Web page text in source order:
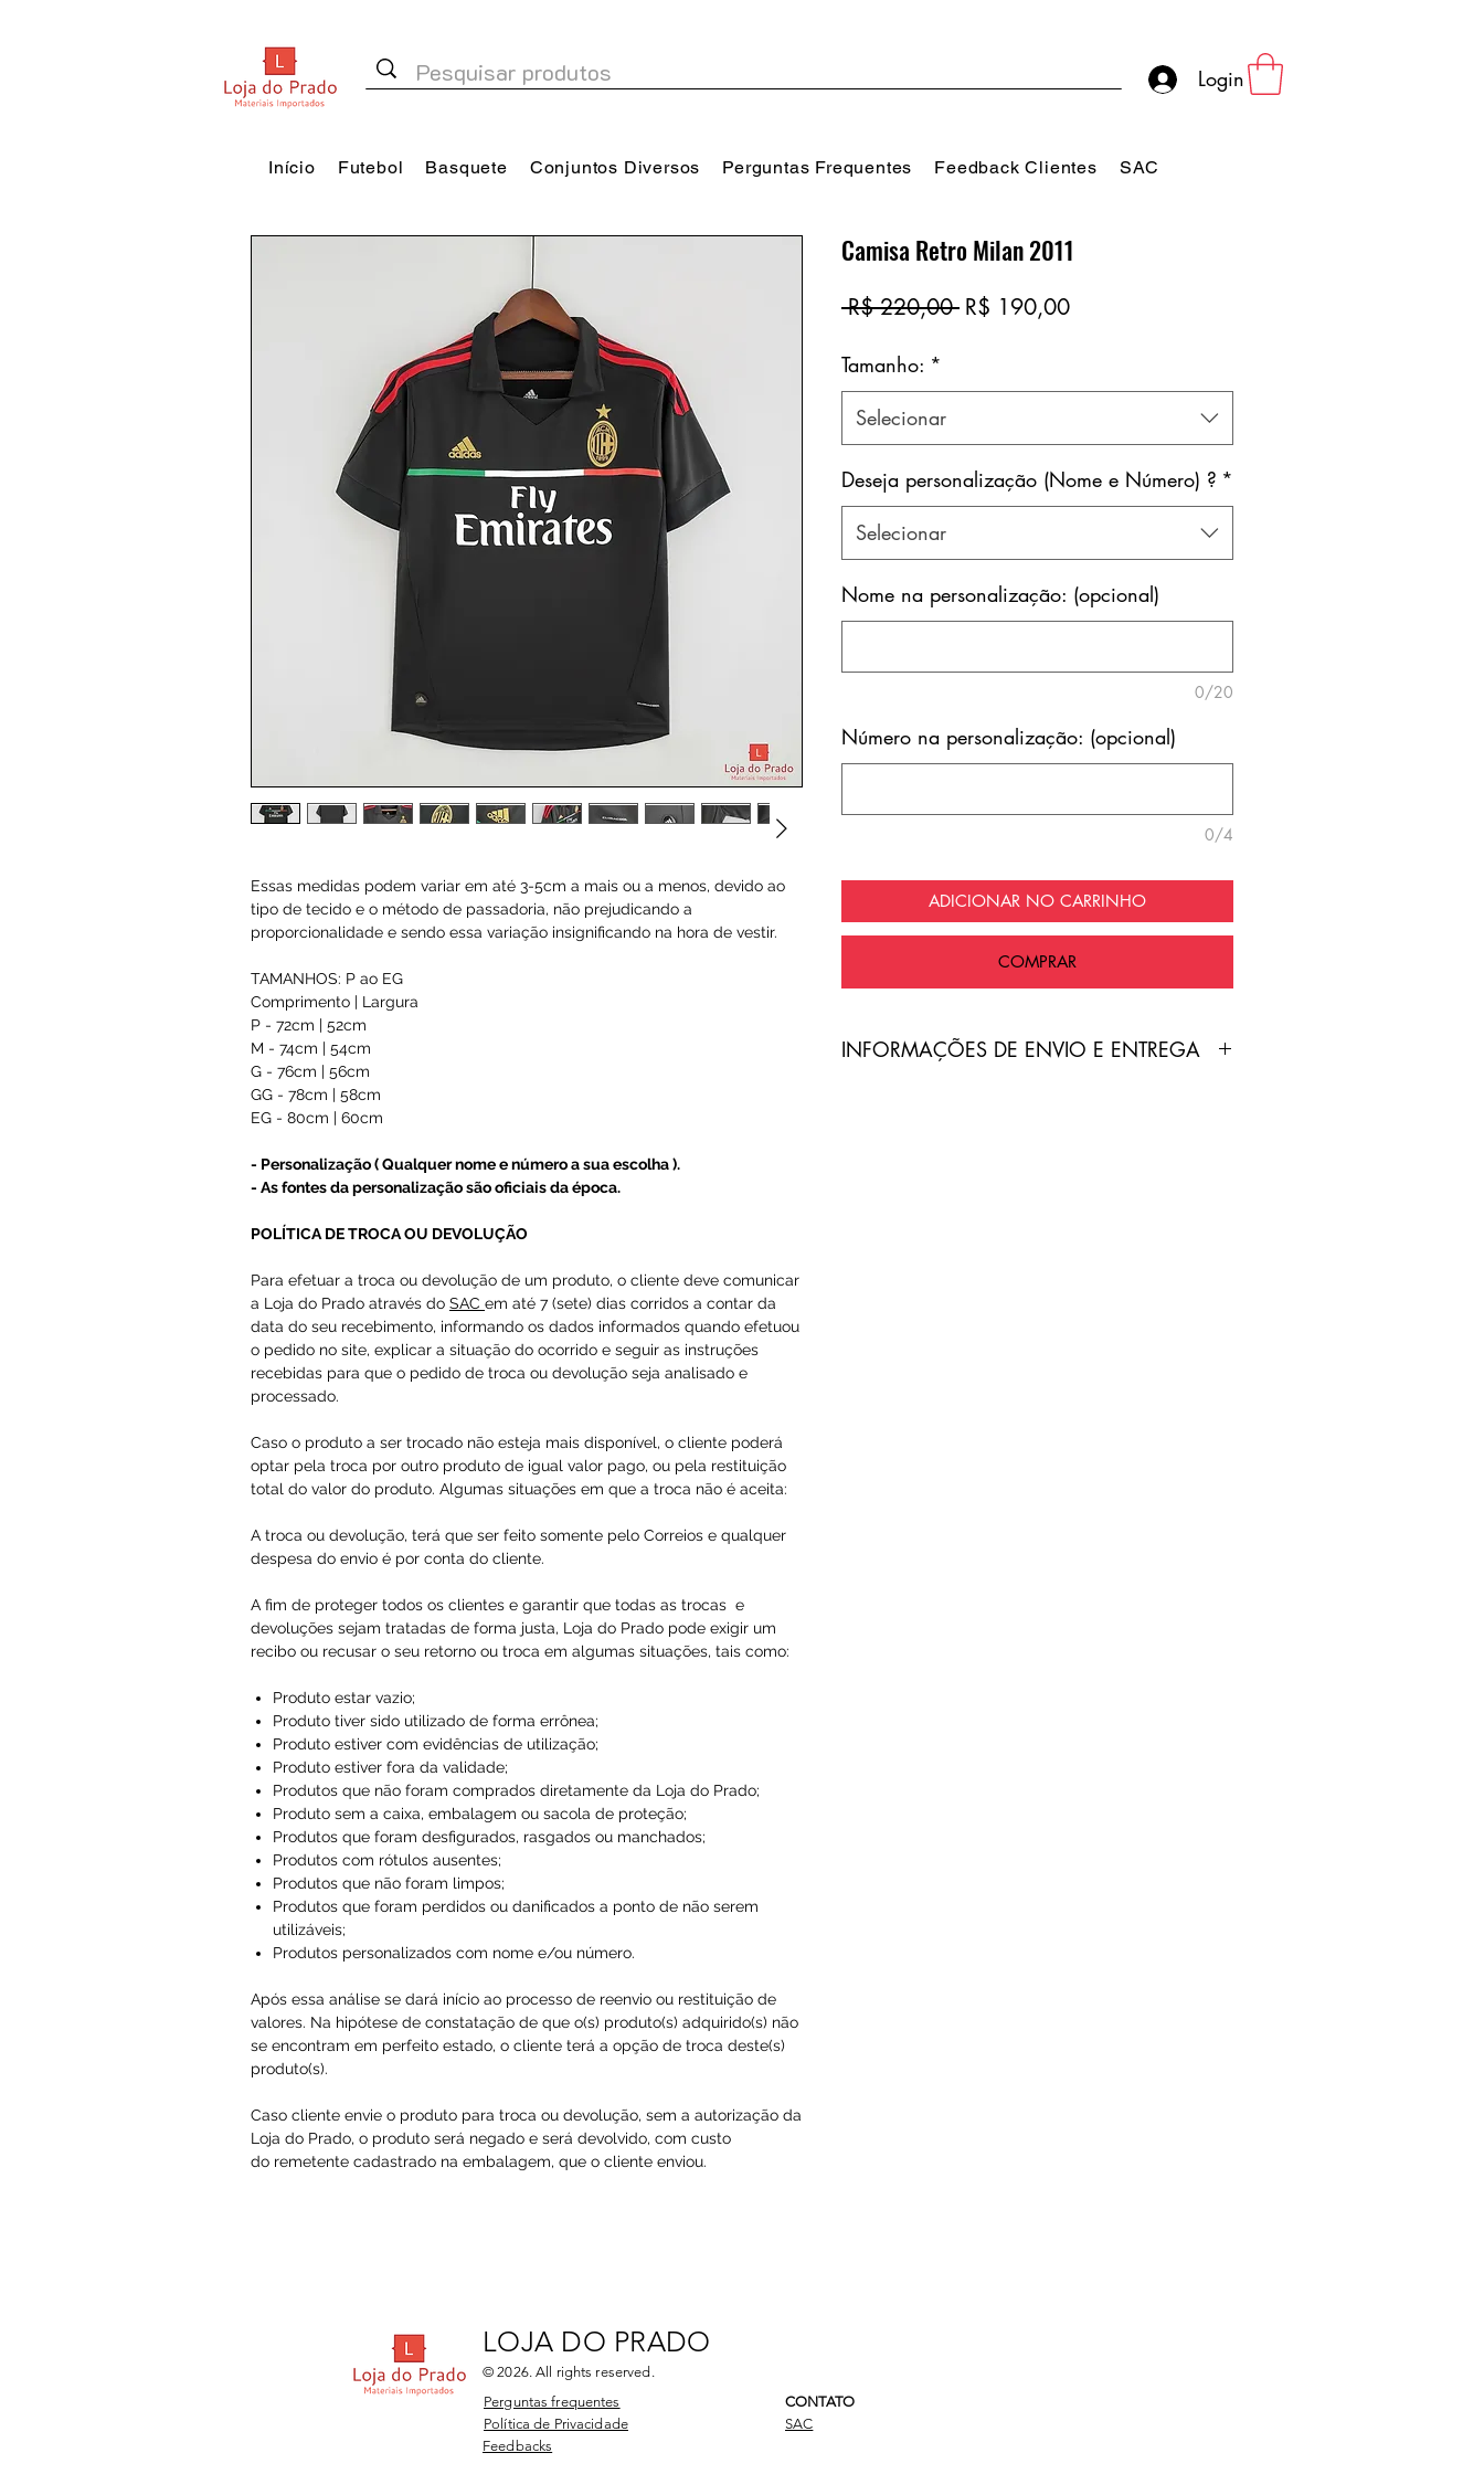
Login
Início Futebol Basquete Conjuntos Diversos Perguntas Frequentes Feedback Clientes SAC
Essas medidas podem variar em até 3-5cm a mais ou a menos, devido ao
tipo de tecido e o método de passadoria, não prejudicando a
proporcionalidade e sendo essa variação insignificando na hora de vestir.
TAMANHOS: P ao EG
Comprimento | Largura
P - 72cm | 52cm
M - 74cm | 54cm
G - 76cm | 56cm
GG - 78cm | 58cm
EG - 80cm | 60cm
- Personalização ( Qualquer nome e número a sua escolha ).
- As fontes da personalização são oficiais da época.
POLÍTICA DE TROCA OU DEVOLUÇÃO
Para efetuar a troca ou devolução de um produto, o cliente deve comunicar
a Loja do Prado através do SAC em até 7 (sete) dias corridos a contar da
data do seu recebimento, informando os dados informados quando efetuou
o pedido no site, explicar a situação do ocorrido e seguir as instruções
recebidas para que o pedido de troca ou devolução seja analisado e
processado.
Caso o produto a ser trocado não esteja mais disponível, o cliente poderá
optar pela troca por outro produto de igual valor pago, ou pela restituição
total do valor do produto. Algumas situações em que a troca não é aceita:
A troca ou devolução, terá que ser feito somente pelo Correios e qualquer
despesa do envio é por conta do cliente.
A fim de proteger todos os clientes e garantir que todas as trocas e
devoluções sejam tratadas de forma justa, Loja do Prado pode exigir um
recibo ou recusar o seu retorno ou troca em algumas situações, tais como:
Produto estar vazio;
Produto tiver sido utilizado de forma errônea;
Produto estiver com evidências de utilização;
Produto estiver fora da validade;
Produtos que não foram comprados diretamente da Loja do Prado;
Produto sem a caixa, embalagem ou sacola de proteção;
Produtos que foram desfigurados, rasgados ou manchados;
Produtos com rótulos ausentes;
Produtos que não foram limpos;
Produtos que foram perdidos ou danificados a ponto de não serem
utilizáveis;
Produtos personalizados com nome e/ou número.
Após essa análise se dará início ao processo de reenvio ou restituição de
valores. Na hipótese de constatação de que o(s) produto(s) adquirido(s) não
se encontram em perfeito estado, o cliente terá a opção de troca deste(s)
produto(s).
Caso cliente envie o produto para troca ou devolução, sem a autorização da
Loja do Prado, o produto será negado e será devolvido, com custo
do remetente cadastrado na embalagem, que o cliente enviou.​
Camisa Retro Milan 2011
R$ 220,00 Preço
R$ 190,00Preço
Tamanho: *
Selecionar
Deseja personalização (Nome e Número) ? *
Selecionar
Nome na personalização: (opcional)
0/20
Número na personalização: (opcional)
0/4
ADICIONAR NO CARRINHO
COMPRAR
​INFORMAÇÕES DE ENVIO E ENTREGA
LOJA DO PRADO
© 2026. All rights reserved.
Perguntas frequentes
Política de Privacidade
CONTATO
SAC
Feedbacks